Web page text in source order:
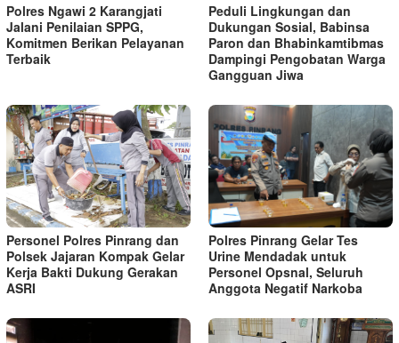
Polres Ngawi 2 Karangjati
Jalani Penilaian SPPG,
Komitmen Berikan Pelayanan
Terbaik
Peduli Lingkungan dan
Dukungan Sosial, Babinsa
Paron dan Bhabinkamtibmas
Dampingi Pengobatan Warga
Gangguan Jiwa
Personel Polres Pinrang dan
Polsek Jajaran Kompak Gelar
Kerja Bakti Dukung Gerakan
ASRI
Polres Pinrang Gelar Tes
Urine Mendadak untuk
Personel Opsnal, Seluruh
Anggota Negatif Narkoba